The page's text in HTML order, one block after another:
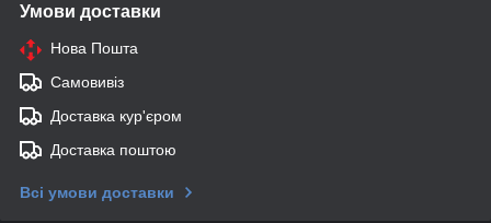
Умови доставки
Нова Пошта
Самовивіз
Доставка кур'єром
Доставка поштою
Всі умови доставки